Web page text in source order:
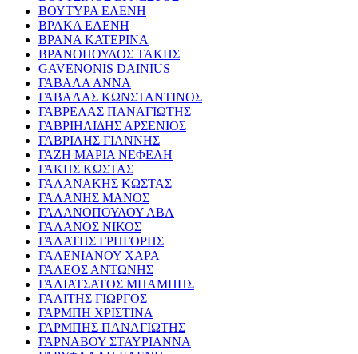
ΒΟΥΤΥΡΑ ΕΛΕΝΗ
ΒΡΑΚΑ ΕΛΕΝΗ
ΒΡΑΝΑ ΚΑΤΕΡΙΝΑ
ΒΡΑΝΟΠΟΥΛΟΣ ΤΑΚΗΣ
GAVENONIS DAINIUS
ΓΑΒΑΛΑ ΑΝΝΑ
ΓΑΒΑΛΑΣ ΚΩΝΣΤΑΝΤΙΝΟΣ
ΓΑΒΡΕΛΑΣ ΠΑΝΑΓΙΩΤΗΣ
ΓΑΒΡΙΗΛΙΔΗΣ ΑΡΣΕΝΙΟΣ
ΓΑΒΡΙΛΗΣ ΓΙΑΝΝΗΣ
ΓΑΖΗ ΜΑΡΙΑ ΝΕΦΕΛΗ
ΓΑΚΗΣ ΚΩΣΤΑΣ
ΓΑΛΑΝΑΚΗΣ ΚΩΣΤΑΣ
ΓΑΛΑΝΗΣ ΜΑΝΟΣ
ΓΑΛΑΝΟΠΟΥΛΟΥ ΑΒΑ
ΓΑΛΑΝΟΣ ΝΙΚΟΣ
ΓΑΛΑΤΗΣ ΓΡΗΓΟΡΗΣ
ΓΑΛΕΝΙΑΝΟΥ ΧΑΡΑ
ΓΑΛΕΟΣ ΑΝΤΩΝΗΣ
ΓΑΛΙΑΤΣΑΤΟΣ ΜΠΑΜΠΗΣ
ΓΑΛΙΤΗΣ ΓΙΩΡΓΟΣ
ΓΑΡΜΠΗ ΧΡΙΣΤΙΝΑ
ΓΑΡΜΠΗΣ ΠΑΝΑΓΙΩΤΗΣ
ΓΑΡΝΑΒΟΥ ΣΤΑΥΡΙΑΝΝΑ